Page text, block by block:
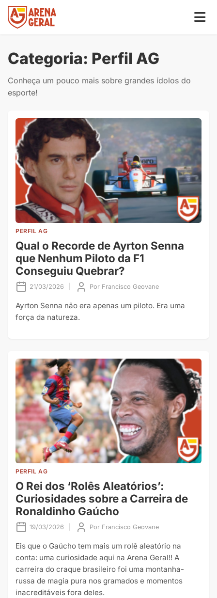
Categoria: Perfil AG
Conheça um pouco mais sobre grandes ídolos do
esporte!
PERFIL AG
Qual o Recorde de Ayrton Senna
que Nenhum Piloto da F1
Conseguiu Quebrar?
21/03/2026 Por Francisco Geovane
Ayrton Senna não era apenas um piloto. Era uma
força da natureza.
PERFIL AG
O Rei dos ‘Rolês Aleatórios’:
Curiosidades sobre a Carreira de
Ronaldinho Gaúcho
19/03/2026 Por Francisco Geovane
Eis que o Gaúcho tem mais um rolê aleatório na
conta: uma curiosidade aqui na Arena Geral!! A
carreira do craque brasileiro foi uma montanha-
russa de magia pura nos gramados e momentos
inacreditáveis fora deles.